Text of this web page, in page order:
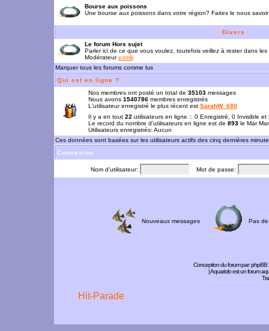
Bourse aux poissons
Une bourse aux poissons dans votre région? Faites le nous savoir
Divers
Le forum Hors sujet
Parler ici de ce que vous voulez, toutefois veillez à rester dans les
Modérateurexmili
Marquer tous les forums comme lus
Qui est en ligne ?
Nos membres ont posté un total de 35103 messages
Nous avons 1540786 membres enregistrés
L'utilisateur enregistré le plus récent est SarahW_680
Il y a en tout 22 utilisateurs en ligne :: 0 Enregistré, 0 Invisible
Le record du nombre d'utilisateurs en ligne est de 893 le Mar
Utilisateurs enregistrés: Aucun
Ces données sont basées sur les utilisateurs actifs des cinq dernières
Connexion
Nom d'utilisateur: Mot de passe:
Nouveaux messages Pas
Conception du forum par:phpBB
| Aquariolo est un forum